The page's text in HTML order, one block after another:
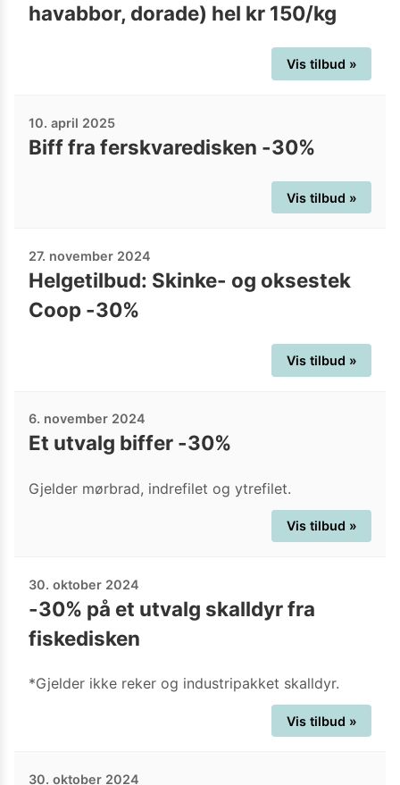
havabbor, dorade) hel kr 150/kg
Vis tilbud »
10. april 2025
Biff fra ferskvaredisken -30%
Vis tilbud »
27. november 2024
Helgetilbud: Skinke- og oksestek
Coop -30%
Vis tilbud »
6. november 2024
Et utvalg biffer -30%
Gjelder mørbrad, indrefilet og ytrefilet.
Vis tilbud »
30. oktober 2024
-30% på et utvalg skalldyr fra
fiskedisken
*Gjelder ikke reker og industripakket skalldyr.
Vis tilbud »
30. oktober 2024